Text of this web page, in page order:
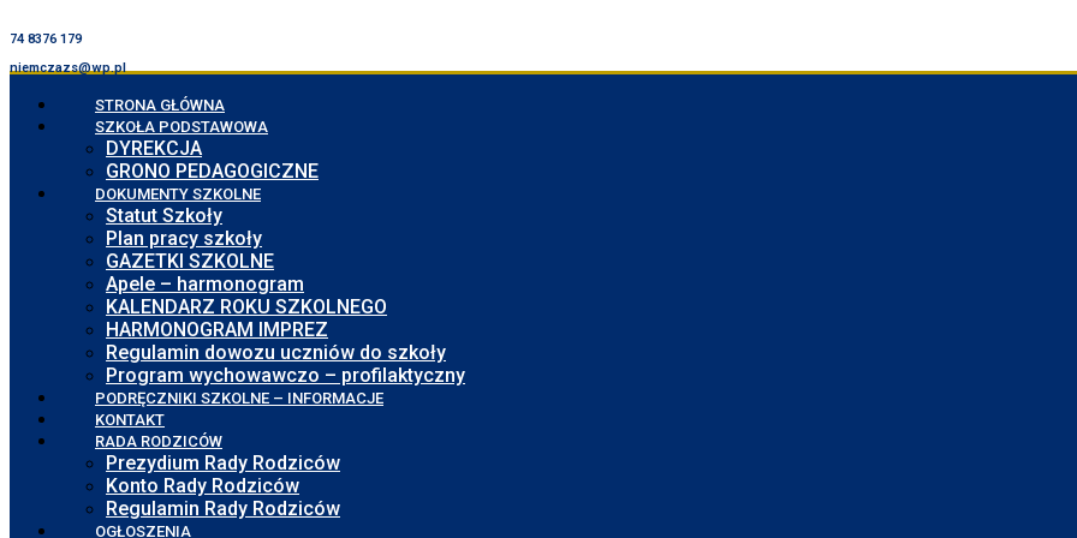
74 8376 179
niemczazs@wp.pl
STRONA GŁÓWNA
SZKOŁA PODSTAWOWA
DYREKCJA
GRONO PEDAGOGICZNE
DOKUMENTY SZKOLNE
Statut Szkoły
Plan pracy szkoły
GAZETKI SZKOLNE
Apele – harmonogram
KALENDARZ ROKU SZKOLNEGO
HARMONOGRAM IMPREZ
Regulamin dowozu uczniów do szkoły
Program wychowawczo – profilaktyczny
PODRĘCZNIKI SZKOLNE – INFORMACJE
KONTAKT
RADA RODZICÓW
Prezydium Rady Rodziców
Konto Rady Rodziców
Regulamin Rady Rodziców
OGŁOSZENIA